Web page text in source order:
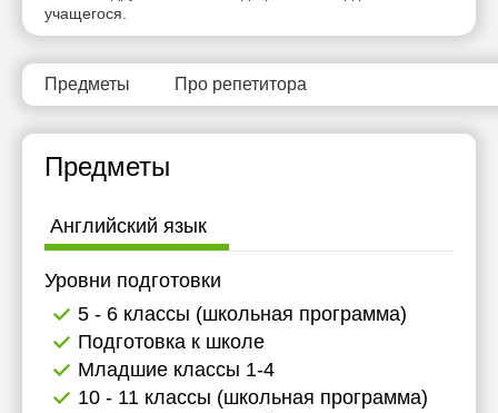
учащегося.
Предметы Про репетитора
Предметы
Английский язык
Уровни подготовки
5 - 6 классы (школьная программа)
Подготовка к школе
Младшие классы 1-4
10 - 11 классы (школьная программа)